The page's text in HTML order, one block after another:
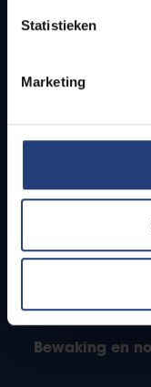
Statistieken
Marketing
Studenten
PhD-
Bewaking en